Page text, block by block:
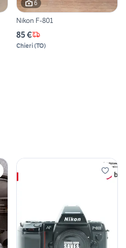
6
Nikon F-801
85 €
Chieri(TO)